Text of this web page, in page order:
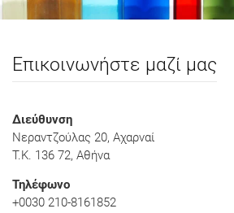
Επικοινωνήστε μαζί μας
Διεύθυνση
Νεραντζούλας 20, Αχαρναί
Τ.Κ. 136 72, Αθήνα
Τηλέφωνο
+0030 210-8161852